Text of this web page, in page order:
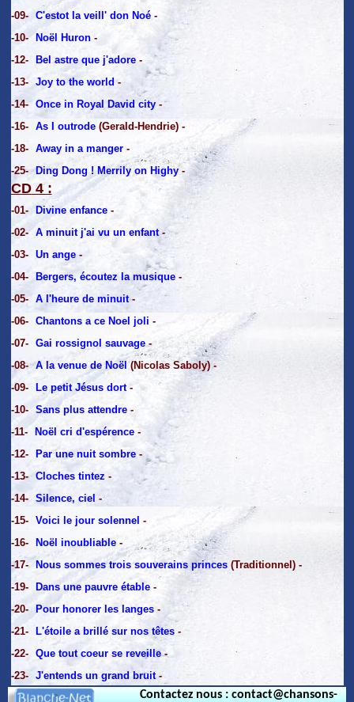
-09-
C'estot la veill' don Noé -
-10-
Noël Huron-
-12-
Bel astre que j'adore-
-13-
Joy to the world -
-14-
Once in Royal David city-
-16-
As I outrode(Gerald-Hendrie) -
-18-
Away in a manger-
-25- Ding Dong ! Merrily on Highy-
CD 4 :
-01- Divine enfance-
-02-
A minuit j'ai vu un enfant-
-03-
Un ange-
-04-
Bergers, écoutez la musique-
-05-
A l'heure de minuit-
-06-
Chantons a ce Noel joli -
-07-
Gai rossignol sauvage-
-08-
A la venue de Noël (Nicolas Saboly) -
-09-
Le petit Jésus dort-
-10-
Sans plus attendre-
-11-
Noël cri d'espérence-
-12-
Par une nuit sombre-
-13-
Cloches tintez -
-14-
Silence, ciel -
-15-
Voici le jour solennel -
-16-
Noël inoubliable-
-17-
Nous sommes trois souverains princes(Traditionnel) -
-19-
Dans une pauvre étable-
-20-
Pour honorer les langes-
-21-
L'étoile a brillé sur nos têtes-
-22-
Que tout coeur se reveille-
-23-
J'entends un grand bruit-
Contactez nous : contact@chansons-